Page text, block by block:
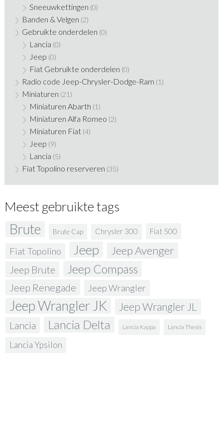
Sneeuwkettingen (0)
Banden & Velgen (2)
Gebruikte onderdelen (0)
Lancia (0)
Jeep (0)
Fiat Gebruikte onderdelen (0)
Radio code Jeep-Chrysler-Dodge-Ram (1)
Miniaturen (21)
Miniaturen Abarth (1)
Miniaturen Alfa Romeo (2)
Miniaturen Fiat (4)
Jeep (9)
Lancia (5)
Fiat Topolino reserveren (35)
Meest gebruikte tags
Brute Brute Cap Chrysler 300 Fiat 500
Fiat Topolino Jeep Jeep Avenger
Jeep Brute Jeep Compass
Jeep Renegade Jeep Wrangler
Jeep Wrangler JK Jeep Wrangler JL
Lancia Lancia Delta Lancia Kappa Lancia Thesis
Lancia Ypsilon